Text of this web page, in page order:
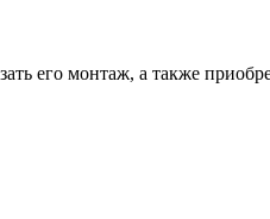
его монтаж, а также